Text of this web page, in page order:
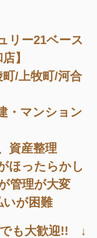
リー21ベース
】
/上牧町/河合
・マンション
資産整理
ほったらかし
管理が大変
いが困難
も大歓迎!! ↓